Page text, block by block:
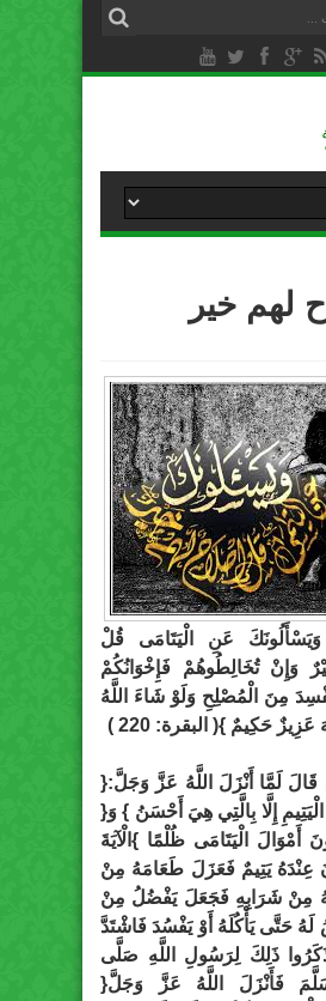
لهم خير
عَنِ الْيَتَامَى قُلْ
وَإِنْ تُخَالِطُوهُمْ فَإِخْوَانُكُمْ
مِنَ الْمُصْلِحِ وَلَوْ شَاءَ اللَّهُ
حَكِيمٌ }( البقرة: 220 )
لَمَّا أَنْزَلَ اللَّهُ عَزَّ وَجَلَّ:{
الْيَتِيمِ إِلَّا بِالَّتِي هِيَ أَحْسَنُ } وَ{
أَمْوَالَ الْيَتَامَى ظُلْمًا }الْآيَةَ
عِنْدَهُ يَتِيمٌ فَعَزَلَ طَعَامَهُ مِنْ
مِنْ شَرَابِهِ فَجَعَلَ يَفْضُلُ مِنْ
حَتَّى يَأْكُلَهُ أَوْ يَفْسُدَ فَاشْتَدَّ
ذَلِكَ لِرَسُولِ اللَّهِ صَلَّى
فَأَنْزَلَ اللَّهُ عَزَّ وَجَلَّ{